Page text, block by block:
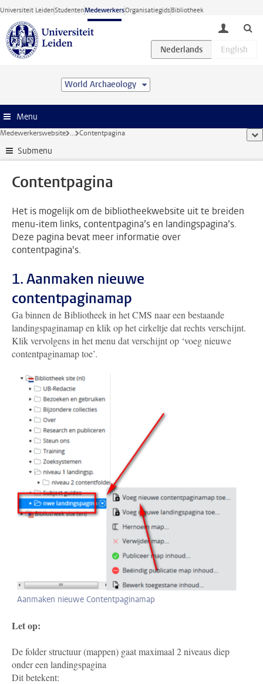
Ga direct naar de inhoud
Universiteit LeidenStudentenMedewerkersOrganisatiegidsBibliotheek
toggle
World Archaeology
Menu
Medewerkerswebsite ... Contentpagina
Submenu
Contentpagina
Het is mogelijk om de bibliotheekwebsite uit te breiden
menu-item links, contentpagina’s en landingspagina’s.
Deze pagina bevat meer informatie over
contentpagina's.
1. Aanmaken nieuwe
contentpaginamap
Ga binnen de Bibliotheek in het CMS naar een bestaande
landingspaginamap en klik op het cirkeltje dat rechts verschijnt.
Klik vervolgens in het menu dat verschijnt op ‘voeg nieuwe
contentpaginamap toe’.
Aanmaken nieuwe Contentpaginamap
Let op:
De folder structuur (mappen) gaat maximaal 2 niveaus diep
onder een landingspagina
Dit betekent: